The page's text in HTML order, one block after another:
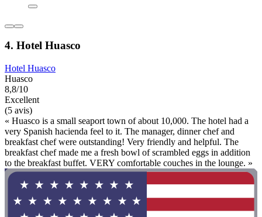
4. Hotel Huasco
Hotel Huasco
Huasco
8,8/10
Excellent
(5 avis)
« Huasco is a small seaport town of about 10,000. The hotel had a
very Spanish hacienda feel to it. The manager, dinner chef and
breakfast chef were outstanding! Very friendly and helpful. The
breakfast chef made me a fresh bowl of scrambled eggs in addition
to the breakfast buffet. VERY comfortable couches in the lounge. »